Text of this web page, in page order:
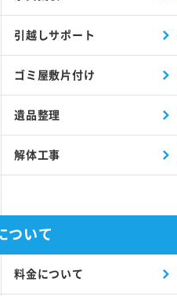
引越しサポート
ゴミ屋敷片付け
遺品整理
解体工事
ついて
料金について